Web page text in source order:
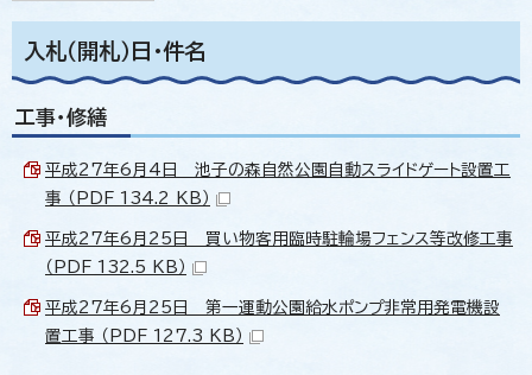
入札（開札）日・件名
工事・修繕
平成27年6月4日 池子の森自然公園自動スライドゲート設置工
事 （PDF 134.2 KB）
平成27年6月25日 買い物客用臨時駐輪場フェンス等改修工事
（PDF 132.5 KB）
平成27年6月25日 第一運動公園給水ポンプ非常用発電機設
置工事 （PDF 127.3 KB）